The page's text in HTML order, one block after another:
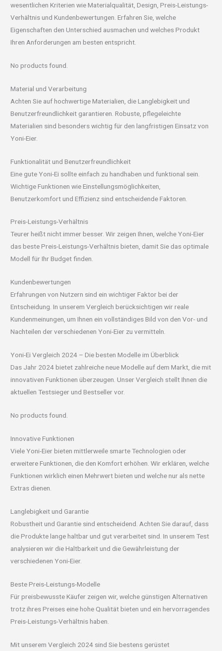
wesentlichen Kriterien wie Materialqualität, Design, Preis-Leistungs-
Verhältnis und Kundenbewertungen. Erfahren Sie, welche
Eigenschaften den Unterschied ausmachen und welches Produkt
Ihren Anforderungen am besten entspricht.
No products found.
Material und Verarbeitung
Achten Sie auf hochwertige Materialien, die Langlebigkeit und
Benutzerfreundlichkeit garantieren. Robuste, pflegeleichte
Materialien sind besonders wichtig für den langfristigen Einsatz von
Yoni-Eier.
Funktionalität und Benutzerfreundlichkeit
Eine gute Yoni-Ei sollte einfach zu handhaben und funktional sein.
Wichtige Funktionen wie Einstellungsmöglichkeiten,
Benutzerkomfort und Effizienz sind entscheidende Faktoren.
Preis-Leistungs-Verhältnis
Teurer heißt nicht immer besser. Wir zeigen Ihnen, welche Yoni-Eier
das beste Preis-Leistungs-Verhältnis bieten, damit Sie das optimale
Modell für Ihr Budget finden.
Kundenbewertungen
Erfahrungen von Nutzern sind ein wichtiger Faktor bei der
Entscheidung. In unserem Vergleich berücksichtigen wir reale
Kundenmeinungen, um Ihnen ein vollständiges Bild von den Vor- und
Nachteilen der verschiedenen Yoni-Eier zu vermitteln.
Yoni-Ei Vergleich 2024 – Die besten Modelle im Überblick
Das Jahr 2024 bietet zahlreiche neue Modelle auf dem Markt, die mit
innovativen Funktionen überzeugen. Unser Vergleich stellt Ihnen die
aktuellen Testsieger und Bestseller vor.
No products found.
Innovative Funktionen
Viele Yoni-Eier bieten mittlerweile smarte Technologien oder
erweitere Funktionen, die den Komfort erhöhen. Wir erklären, welche
Funktionen wirklich einen Mehrwert bieten und welche nur als nette
Extras dienen.
Langlebigkeit und Garantie
Robustheit und Garantie sind entscheidend. Achten Sie darauf, dass
die Produkte lange haltbar und gut verarbeitet sind. In unserem Test
analysieren wir die Haltbarkeit und die Gewährleistung der
verschiedenen Yoni-Eier.
Beste Preis-Leistungs-Modelle
Für preisbewusste Käufer zeigen wir, welche günstigen Alternativen
trotz ihres Preises eine hohe Qualität bieten und ein hervorragendes
Preis-Leistungs-Verhältnis haben.
Mit unserem Vergleich 2024 sind Sie bestens gerüstet